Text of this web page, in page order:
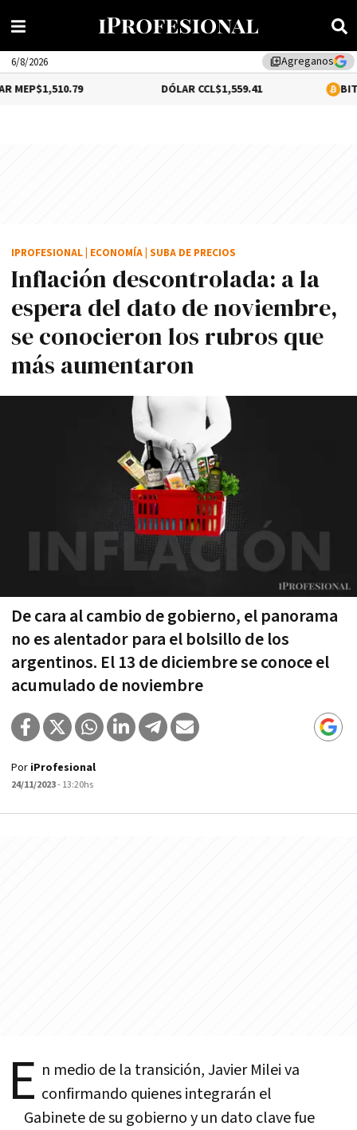
library_addAgreganos
6/8/2026
$1,559.41 0.2%
Inflación descontrolada: a la
espera del dato de noviembre,
se conocieron los rubros que
más aumentaron
De cara al cambio de gobierno, el panorama
no es alentador para el bolsillo de los
argentinos. El 13 de diciembre se conoce el
acumulado de noviembre
IPROFESIONAL ECONOMÍA SUBA DE PRECIOS
Por iProfesional
24/11/2023- 13:20hs
E n medio de la transición, Javier Milei va
confirmando quienes integrarán el
Gabinete de su gobierno y un dato clave fue